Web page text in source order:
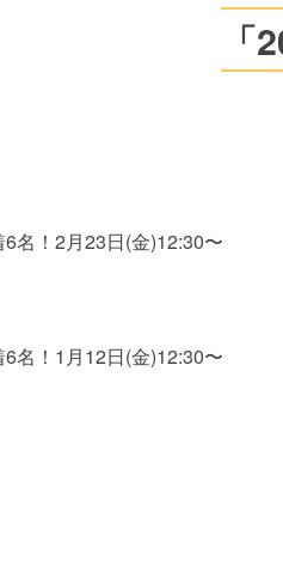
名！2月23日(金)12:30〜
名！1月12日(金)12:30〜